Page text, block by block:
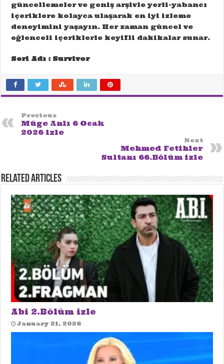
güncellemeler ve geniş arşivle yerli-yabancı
içeriklere kolayca ulaşarak en iyi izleme
deneyimini yaşayın. Her zaman güncel ve
eğlenceli içeriklerle keyifli dakikalar sunar.
Seri Adı : Survivor
Previous
Müge Anlı 6 Ocak
2026 izle
Next
Mehmed Fetihler
Sultanı 66.Bölüm izle
Related Articles
Abi 2.Bölüm izle
January 21, 2026